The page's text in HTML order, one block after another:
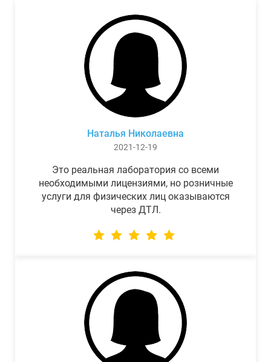
Наталья Николаевна
2021-12-19
Это реальная лаборатория со всеми
необходимыми лицензиями, но розничные
услуги для физических лиц оказываются
через ДТЛ.